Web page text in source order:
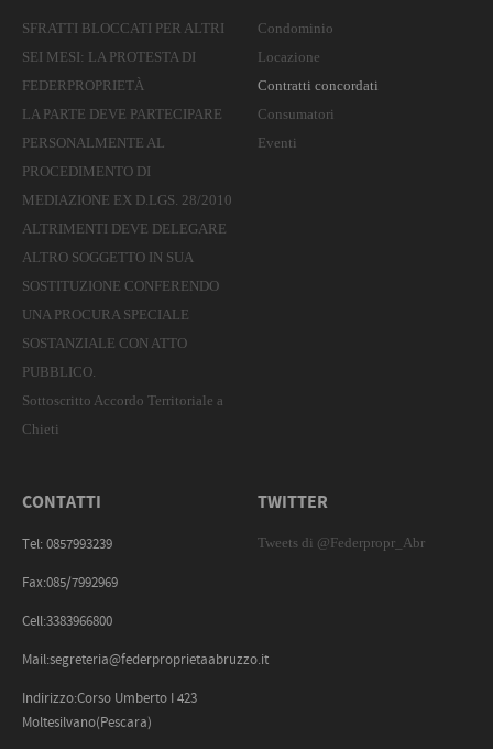
SFRATTI BLOCCATI PER ALTRI
SEI MESI: LA PROTESTA DI
FEDERPROPRIETÀ
LA PARTE DEVE PARTECIPARE
PERSONALMENTE AL
PROCEDIMENTO DI
MEDIAZIONE EX D.LGS. 28/2010
ALTRIMENTI DEVE DELEGARE
ALTRO SOGGETTO IN SUA
SOSTITUZIONE CONFERENDO
UNA PROCURA SPECIALE
SOSTANZIALE CON ATTO
PUBBLICO.
Sottoscritto Accordo Territoriale a
Chieti
Condominio
Locazione
Contratti concordati
Consumatori
Eventi
CONTATTI
Tel: 0857993239
Fax:085/7992969
Cell:3383966800
Mail:segreteria@federproprietaabruzzo.it
Indirizzo:Corso Umberto I 423
Moltesilvano(Pescara)
TWITTER
Tweets di @Federpropr_Abr